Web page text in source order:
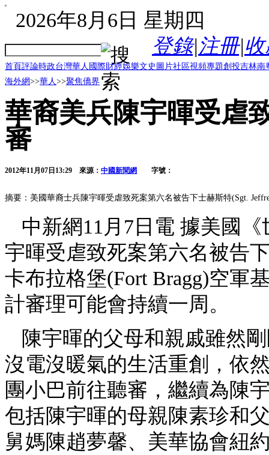
2026年8月6日 星期四
登錄|注冊|
首頁評論時政台灣華人 國際財經娛樂文史 圖片社區視頻專題創投吉林南
海外網>>華人>>聚焦僑界
華裔美兵陳宇暉受虐
審
2012年11月07日13:29 來源： 中國新聞網 字號：
摘要：美國華裔士兵陳宇暉受虐致死案第六名被告下士赫斯特(Sgt.
中新網11月7日電 據美國
宇暉受虐致死案第六名被告
卡布拉格堡(Fort Bragg)空軍
計審理可能會持續一周。
陳宇暉的父母和親戚雖然
沒電沒暖氣的生活重創，依
團小巴前往聽審，繼續為陳
包括陳宇暉的母親陳素珍和
舅媽陳趙夢馨、美華協會紐